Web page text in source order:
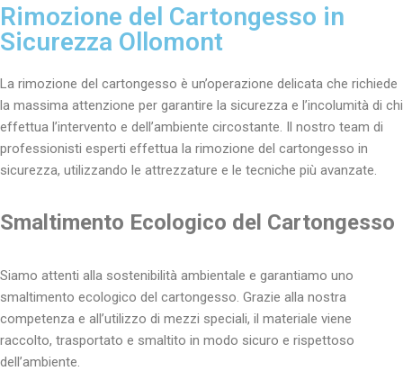
Rimozione del Cartongesso in
Sicurezza Ollomont
La rimozione del cartongesso è un’operazione delicata che richiede
la massima attenzione per garantire la sicurezza e l’incolumità di chi
effettua l’intervento e dell’ambiente circostante. Il nostro team di
professionisti esperti effettua la rimozione del cartongesso in
sicurezza, utilizzando le attrezzature e le tecniche più avanzate.
Smaltimento Ecologico del Cartongesso
Siamo attenti alla sostenibilità ambientale e garantiamo uno
smaltimento ecologico del cartongesso. Grazie alla nostra
competenza e all’utilizzo di mezzi speciali, il materiale viene
raccolto, trasportato e smaltito in modo sicuro e rispettoso
dell’ambiente.